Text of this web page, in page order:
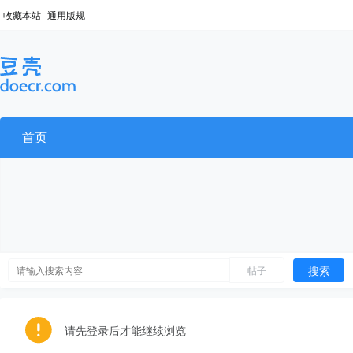
收藏本站 通用版规
首页
帖子 搜索
请先登录后才能继续浏览